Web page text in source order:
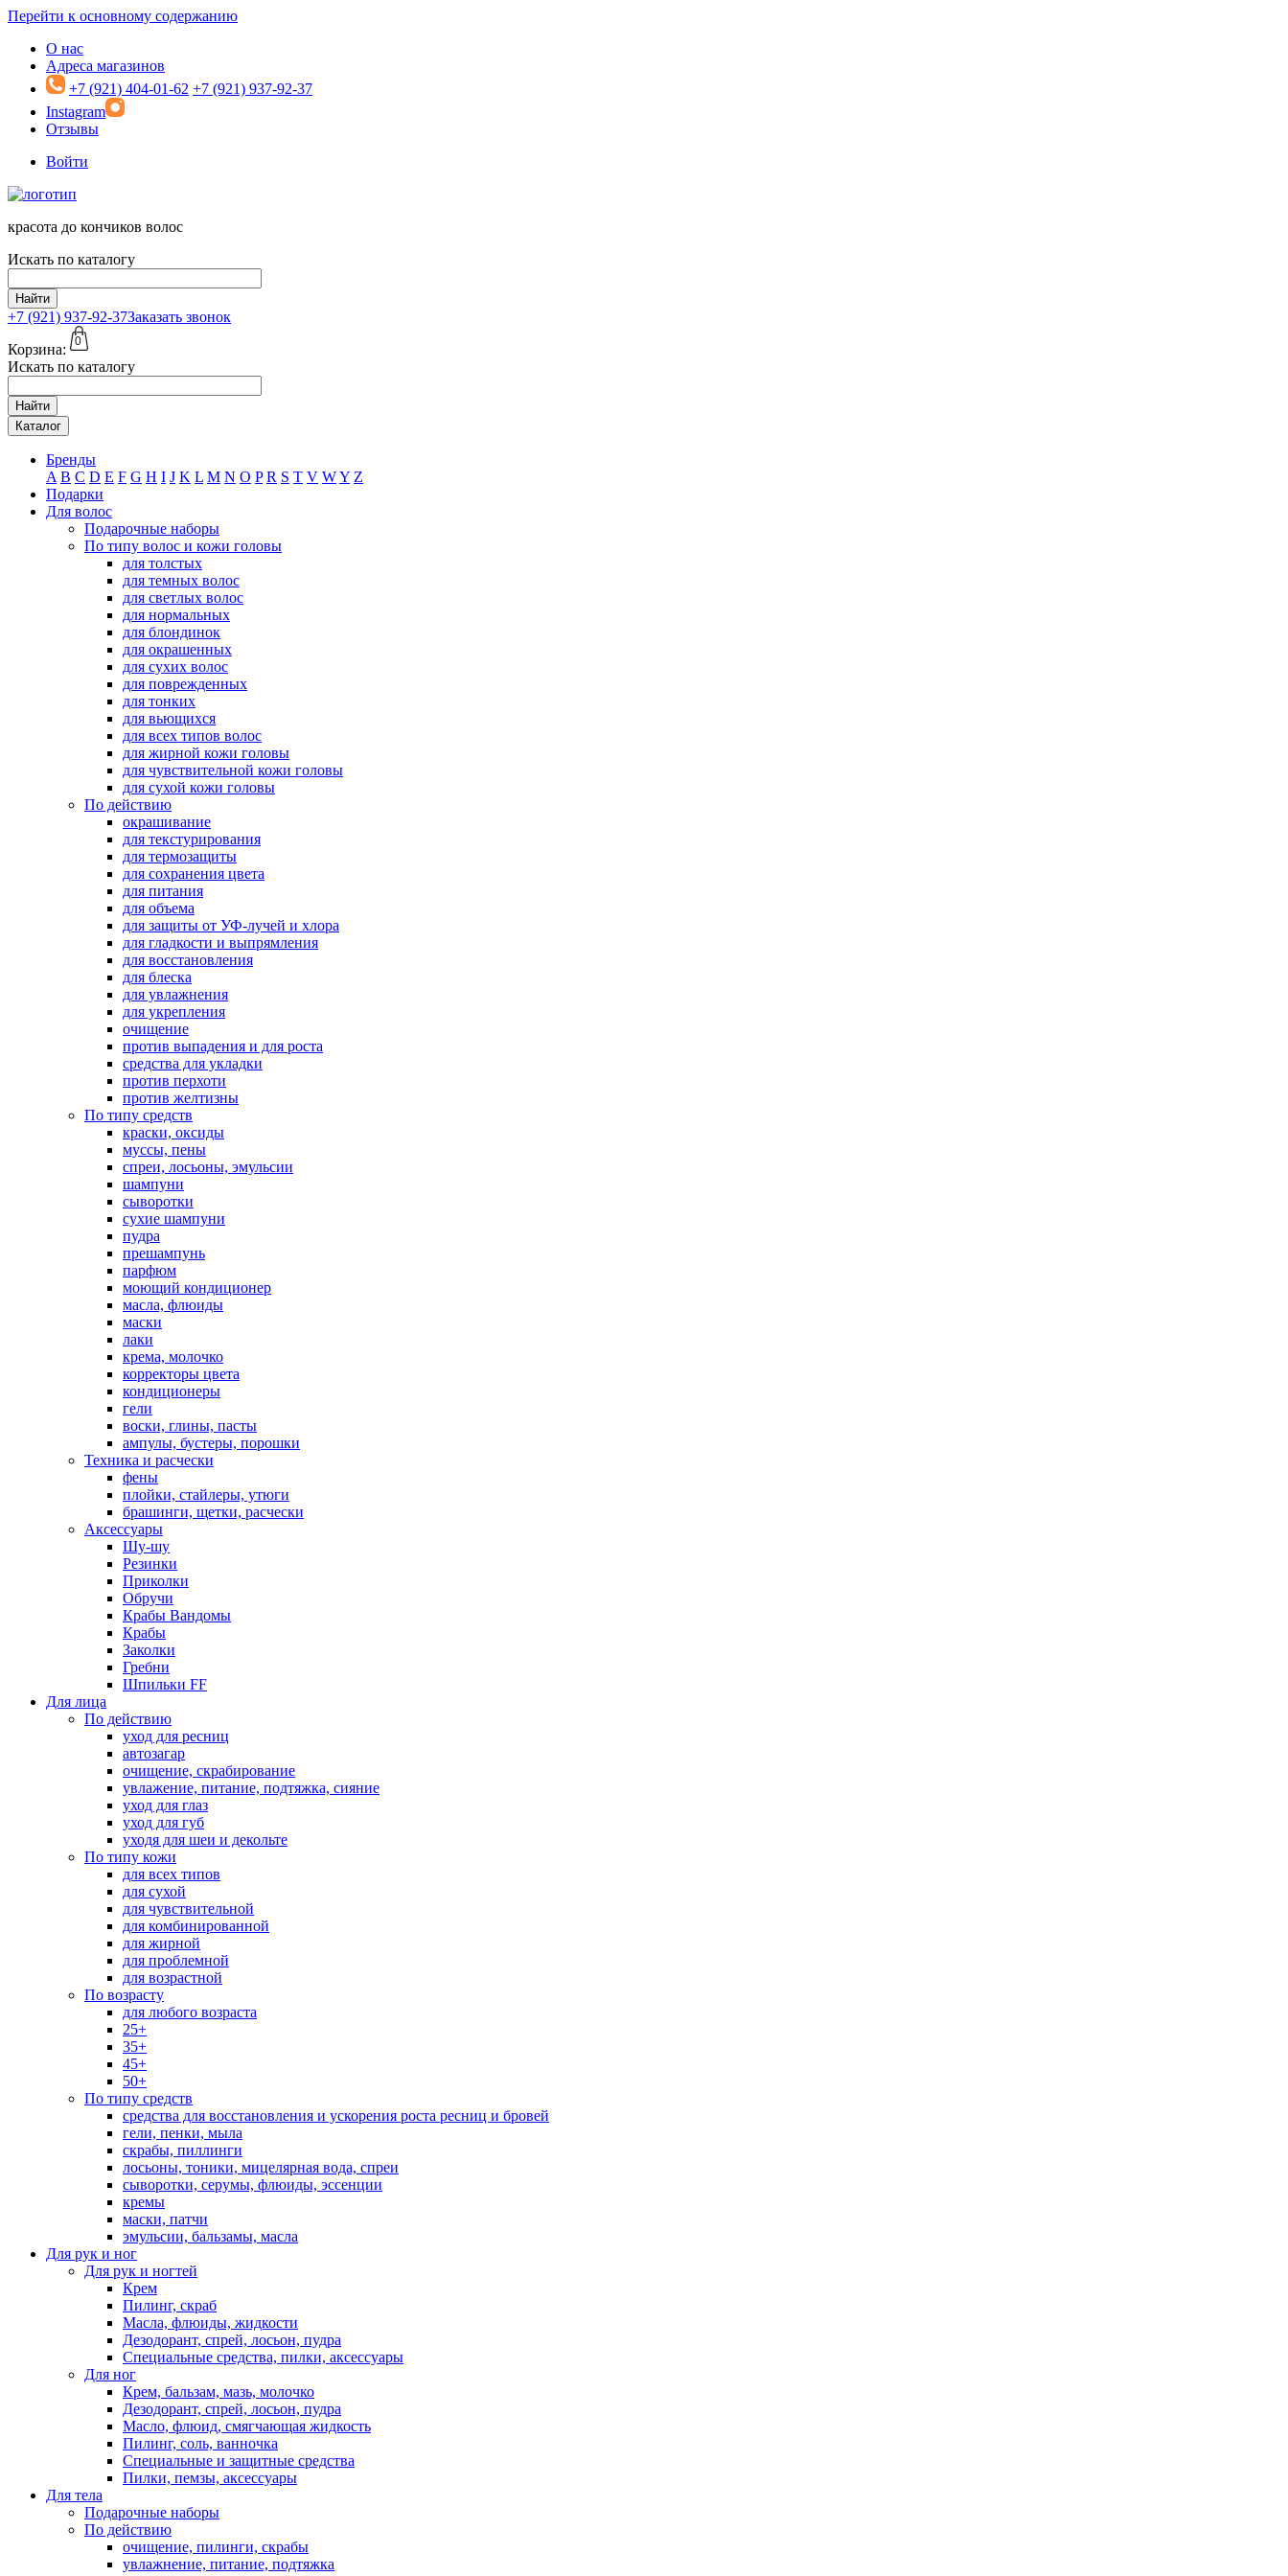
Перейти к основному содержанию
О нас
Адреса магазинов
+7 (921) 404-01-62 +7 (921) 937-92-37
Instagram
Отзывы
Войти
красота до кончиков волос
Искать по каталогу
Найти
+7 (921) 937-92-37Заказать звонок
Корзина:
0
Искать по каталогу
Найти
Каталог
Бренды
A B C D E F G H I J K L M N O P R S T V WY Z
Подарки
Для волос
Подарочные наборы
По типу волос и кожи головы
для толстых
для темных волос
для светлых волос
для нормальных
для блондинок
для окрашенных
для сухих волос
для поврежденных
для тонких
для вьющихся
для всех типов волос
для жирной кожи головы
для чувствительной кожи головы
для сухой кожи головы
По действию
окрашивание
для текстурирования
для термозащиты
для сохранения цвета
для питания
для объема
для защиты от УФ-лучей и хлора
для гладкости и выпрямления
для восстановления
для блеска
для увлажнения
для укрепления
очищение
против выпадения и для роста
средства для укладки
против перхоти
против желтизны
По типу средств
краски, оксиды
муссы, пены
спреи, лосьоны, эмульсии
шампуни
сыворотки
сухие шампуни
пудра
прешампунь
парфюм
моющий кондиционер
масла, флюиды
маски
лаки
крема, молочко
корректоры цвета
кондиционеры
гели
воски, глины, пасты
ампулы, бустеры, порошки
Техника и расчески
фены
плойки, стайлеры, утюги
брашинги, щетки, расчески
Аксессуары
Шу-шу
Резинки
Приколки
Обручи
Крабы Вандомы
Крабы
Заколки
Гребни
Шпильки FF
Для лица
По действию
уход для ресниц
автозагар
очищение, скрабирование
увлажение, питание, подтяжка, сияние
уход для глаз
уход для губ
уходя для шеи и декольте
По типу кожи
для всех типов
для сухой
для чувствительной
для комбинированной
для жирной
для проблемной
для возрастной
По возрасту
для любого возраста
25+
35+
45+
50+
По типу средств
средства для восстановления и ускорения роста ресниц и бровей
гели, пенки, мыла
скрабы, пиллинги
лосьоны, тоники, мицелярная вода, спреи
сыворотки, серумы, флюиды, эссенции
кремы
маски, патчи
эмульсии, бальзамы, масла
Для рук и ног
Для рук и ногтей
Крем
Пилинг, скраб
Масла, флюиды, жидкости
Дезодорант, спрей, лосьон, пудра
Специальные средства, пилки, аксессуары
Для ног
Крем, бальзам, мазь, молочко
Дезодорант, спрей, лосьон, пудра
Масло, флюид, смягчающая жидкость
Пилинг, соль, ванночка
Специальные и защитные средства
Пилки, пемзы, аксессуары
Для тела
Подарочные наборы
По действию
очищение, пилинги, скрабы
увлажнение, питание, подтяжка